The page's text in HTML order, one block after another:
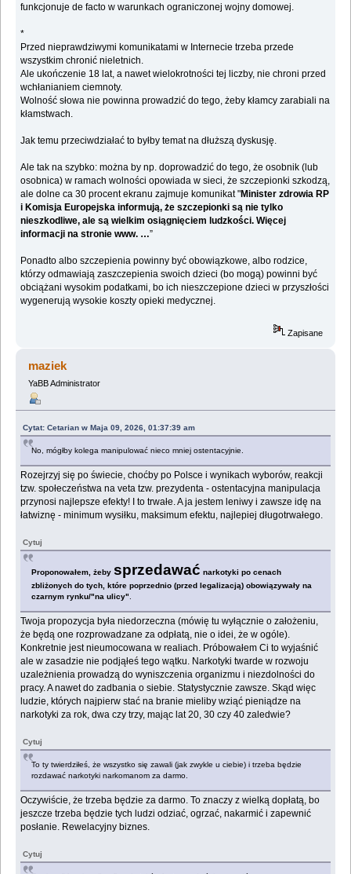
funkcjonuje de facto w warunkach ograniczonej wojny domowej.
*
Przed nieprawdziwymi komunikatami w Internecie trzeba przede
wszystkim chronić nieletnich.
Ale ukończenie 18 lat, a nawet wielokrotności tej liczby, nie chroni przed
wchłanianiem ciemnoty.
Wolność słowa nie powinna prowadzić do tego, żeby kłamcy zarabiali na
kłamstwach.
Jak temu przeciwdziałać to byłby temat na dłuższą dyskusję.
Ale tak na szybko: można by np. doprowadzić do tego, że osobnik (lub
osobnica) w ramach wolności opowiada w sieci, że szczepionki szkodzą,
ale dolne ca 30 procent ekranu zajmuje komunikat "Minister zdrowia RP
i Komisja Europejska informują, że szczepionki są nie tylko
nieszkodliwe, ale są wielkim osiągnięciem ludzkości. Więcej
informacji na stronie www. …”
Ponadto albo szczepienia powinny być obowiązkowe, albo rodzice,
którzy odmawiają zaszczepienia swoich dzieci (bo mogą) powinni być
obciążani wysokim podatkami, bo ich nieszczepione dzieci w przyszłości
wygenerują wysokie koszty opieki medycznej.
Zapisane
maziek
YaBB Administrator
Cytat: Cetarian w Maja 09, 2026, 01:37:39 am
No, mógłby kolega manipulować nieco mniej ostentacyjnie.
Rozejrzyj się po świecie, choćby po Polsce i wynikach wyborów, reakcji
tzw. społeczeństwa na veta tzw. prezydenta - ostentacyjna manipulacja
przynosi najlepsze efekty! I to trwałe. A ja jestem leniwy i zawsze idę na
łatwiznę - minimum wysiłku, maksimum efektu, najlepiej długotrwałego.
Cytuj
Proponowałem, żebysprzedawać narkotyki po cenach
zbliżonych do tych, które poprzednio (przed legalizacją) obowiązywały na
czarnym rynku/"na ulicy"
Twoja propozycja była niedorzeczna (mówię tu wyłącznie o założeniu,
że będą one rozprowadzane za odpłatą, nie o idei, że w ogóle).
Konkretnie jest nieumocowana w realiach. Próbowałem Ci to wyjaśnić
ale w zasadzie nie podjąłeś tego wątku. Narkotyki twarde w rozwoju
uzależnienia prowadzą do wyniszczenia organizmu i niezdolności do
pracy. A nawet do zadbania o siebie. Statystycznie zawsze. Skąd więc
ludzie, których najpierw stać na branie mieliby wziąć pieniądze na
narkotyki za rok, dwa czy trzy, mając lat 20, 30 czy 40 zaledwie?
Cytuj
To ty twierdziłeś, że wszystko się zawali (jak zwykle u ciebie) i trzeba będzie
rozdawać narkotyki narkomanom za darmo.
Oczywiście, że trzeba będzie za darmo. To znaczy z wielką dopłatą, bo
jeszcze trzeba będzie tych ludzi odziać, ogrzać, nakarmić i zapewnić
posłanie. Rewelacyjny biznes.
Cytuj